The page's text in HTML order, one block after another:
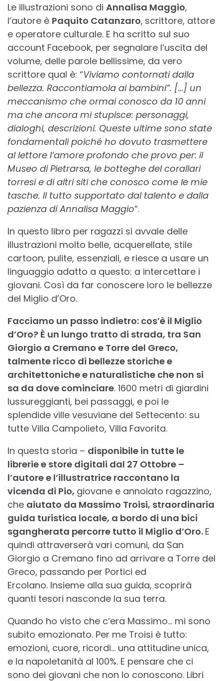
Le illustrazioni sono di Annalisa Maggio,
l’autore è Paquito Catanzaro, scrittore, attore
e operatore culturale. E ha scritto sul suo
account Facebook, per segnalare l’uscita del
volume, delle parole bellissime, da vero
scrittore qual è: “Viviamo contornati dalla
bellezza. Raccontiamola ai bambini”. […] un
meccanismo che ormai conosco da 10 anni
ma che ancora mi stupisce: personaggi,
dialoghi, descrizioni. Queste ultime sono state
fondamentali poiché ho dovuto trasmettere
al lettore l’amore profondo che provo per: il
Museo di Pietrarsa, le botteghe del corallari
torresi e di altri siti che conosco come le mie
tasche. Il tutto supportato dal talento e dalla
pazienza di Annalisa Maggio“.
In questo libro per ragazzi si avvale delle
illustrazioni molto belle, acquerellate, stile
cartoon, pulite, essenziali, e riesce a usare un
linguaggio adatto a questo: a intercettare i
giovani. Così da far conoscere loro le bellezze
del Miglio d’Oro.
Facciamo un passo indietro: cos’è il Miglio
d’Oro? È un lungo tratto di strada, tra San
Giorgio a Cremano e Torre del Greco,
talmente ricco di bellezze storiche e
architettoniche e naturalistiche che non si
sa da dove cominciare. 1600 metri di giardini
lussureggianti, bei passaggi, e poi le
splendide ville vesuviane del Settecento: su
tutte Villa Campolieto, Villa Favorita.
In questa storia – disponibile in tutte le
librerie e store digitali dal 27 Ottobre –
l’autore e l’illustratrice raccontano la
vicenda di Pio, giovane e annoiato ragazzino,
che aiutato da Massimo Troisi, straordinaria
guida turistica locale, a bordo di una bici
sgangherata percorre tutto il Miglio d’Oro. E
quindi attraverserà vari comuni, da San
Giorgio a Cremano fino ad arrivare a Torre del
Greco, passando per Portici ed
Ercolano. Insieme alla sua guida, scoprirà
quanti tesori nasconde la sua terra.
Quando ho visto che c’era Massimo… mi sono
subito emozionato. Per me Troisi è tutto:
emozioni, cuore, ricordi… una attitudine unica,
e la napoletanità al 100%. E pensare che ci
sono dei giovani che non lo conoscono. Libri